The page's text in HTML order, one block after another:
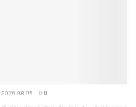
2026-08-05 0